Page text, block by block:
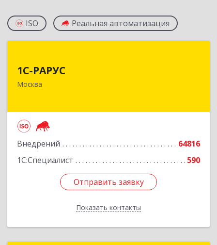
ISO Реальная автоматизация
1С-РАРУС
Москва
Внедрений
64816
1С:Специалист
590
Отправить заявку
Показать контакты
Отправить заявку
Назад